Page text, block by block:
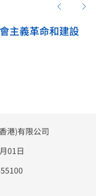
主義革命和建設
港)有限公司
01日